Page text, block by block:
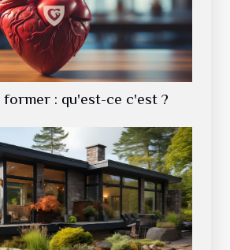
former : qu'est-ce c'est ?